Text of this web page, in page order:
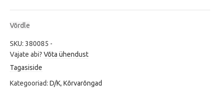
Võrdle
SKU: 380085 -
Vajate abi? Võta ühendust
Tagasiside
Kategooriad: D/K, Kõrvarõngad